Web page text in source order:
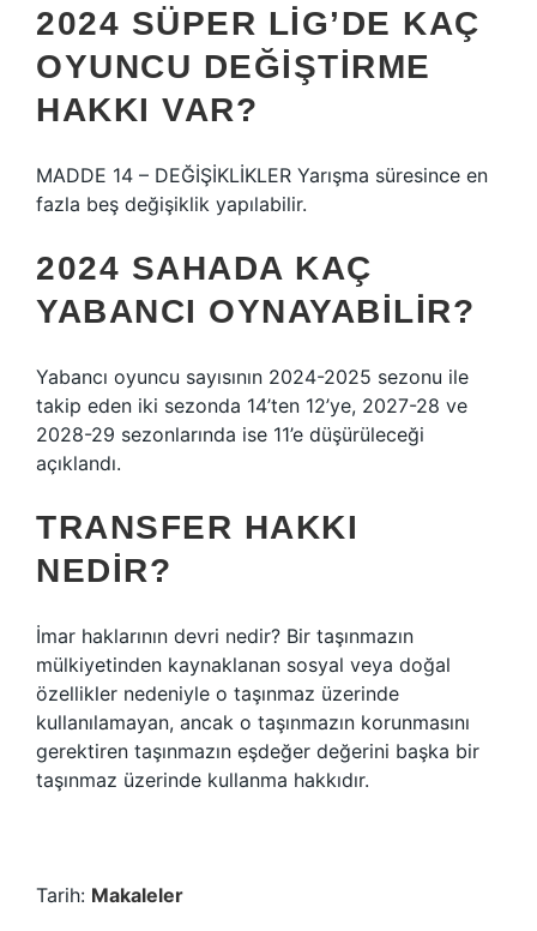
2024 SÜPER LIG’DE KAÇ
OYUNCU DEĞIŞTIRME
HAKKI VAR?
MADDE 14 – DEĞİŞİKLİKLER Yarışma süresince en
fazla beş değişiklik yapılabilir.
2024 SAHADA KAÇ
YABANCI OYNAYABILIR?
Yabancı oyuncu sayısının 2024-2025 sezonu ile
takip eden iki sezonda 14’ten 12’ye, 2027-28 ve
2028-29 sezonlarında ise 11’e düşürüleceği
açıklandı.
TRANSFER HAKKI
NEDIR?
İmar haklarının devri nedir? Bir taşınmazın
mülkiyetinden kaynaklanan sosyal veya doğal
özellikler nedeniyle o taşınmaz üzerinde
kullanılamayan, ancak o taşınmazın korunmasını
gerektiren taşınmazın eşdeğer değerini başka bir
taşınmaz üzerinde kullanma hakkıdır.
Tarih: Makaleler